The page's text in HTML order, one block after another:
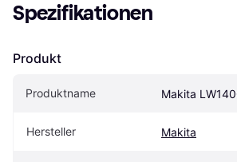
Spezifikationen
Produkt
Produktname Makita
Hersteller Makita